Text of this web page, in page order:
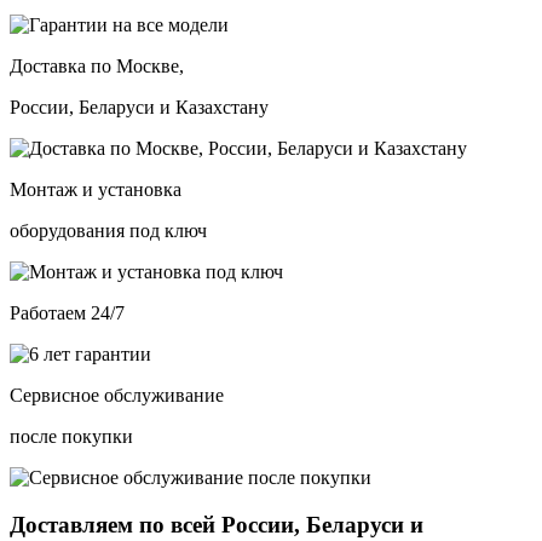
Доставка по Москве,
России, Беларуси и Казахстану
Монтаж и установка
оборудования под ключ
Работаем 24/7
Сервисное обслуживание
после покупки
Доставляем по всей России, Беларуси и